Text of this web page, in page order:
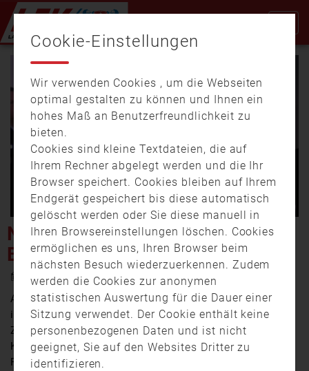
Video
NEUER KREISBRANDRAT IM
BERCHTESGADENER LAND
4. Juli 2025 18:03
An der Spitze der 22 Feuerwehren und zehn Löschzüge
im Berchtesgadener Land hat die Führung gewechselt.
Zwölf Jahre ist Josef Kaltner aus Bad Reichenhall
Kreisbrandrat gewesen. Zum 1. Juli folgte ihm jetzt der
Freilassinger Michael Brandl. Im Rahmen einer
Cookie-Einstellungen
Wir verwenden Cookies , um die Webseiten
optimal gestalten zu können und Ihnen ein
hohes Maß an Benutzerfreundlichkeit zu
bieten.
Cookies sind kleine Textdateien, die auf
Ihrem Rechner abgelegt werden und die Ihr
Browser speichert. Cookies bleiben auf Ihrem
Endgerät gespeichert bis diese automatisch
gelöscht werden oder Sie diese manuell in
Ihren Browsereinstellungen löschen. Cookies
ermöglichen es uns, Ihren Browser beim
nächsten Besuch wiederzuerkennen. Zudem
werden die Cookies zur anonymen
statistischen Auswertung für die Dauer einer
Sitzung verwendet. Der Cookie enthält keine
personenbezogenen Daten und ist nicht
geeignet, Sie auf den Websites Dritter zu
identifizieren.